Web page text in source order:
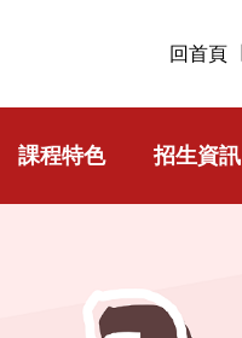
回首頁
課程特色 招生資訊